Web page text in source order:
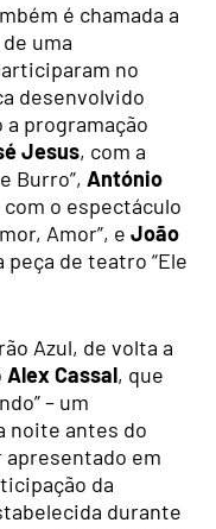
é chamada a
uma
no
desenvolvido
programação
Jesus, com a
Burro”,António
com o espectáculo
Amor”, eJoão
peça de teatro “Ele
Azul, de volta a
Alex Cassal, que
– um
noite antes do
apresentado em
da
durante